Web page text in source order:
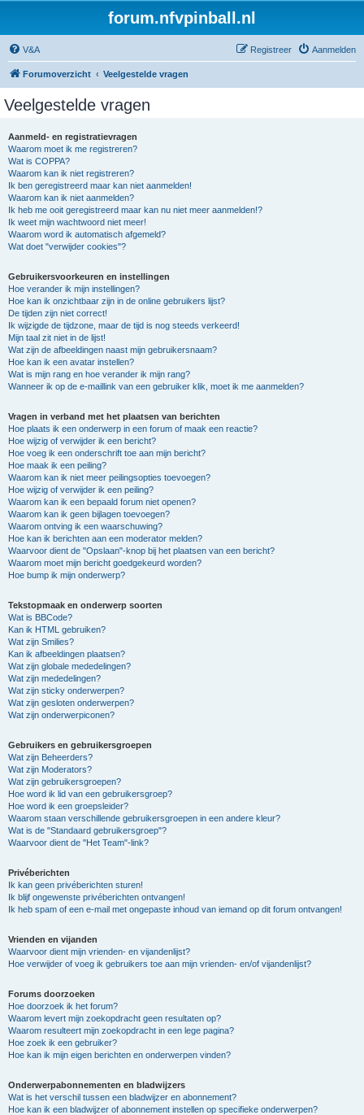
forum.nfvpinball.nl
V&A Aanmelden
Registreer
Forumoverzicht Veelgestelde vragen
Veelgestelde vragen
Aanmeld- en registratievragen
Waarom moet ik me registreren?
Wat is COPPA?
Waarom kan ik niet registreren?
Ik ben geregistreerd maar kan niet aanmelden!
Waarom kan ik niet aanmelden?
Ik heb me ooit geregistreerd maar kan nu niet meer aanmelden!?
Ik weet mijn wachtwoord niet meer!
Waarom word ik automatisch afgemeld?
Wat doet "verwijder cookies"?
Gebruikersvoorkeuren en instellingen
Hoe verander ik mijn instellingen?
Hoe kan ik onzichtbaar zijn in de online gebruikers lijst?
De tijden zijn niet correct!
Ik wijzigde de tijdzone, maar de tijd is nog steeds verkeerd!
Mijn taal zit niet in de lijst!
Wat zijn de afbeeldingen naast mijn gebruikersnaam?
Hoe kan ik een avatar instellen?
Wat is mijn rang en hoe verander ik mijn rang?
Wanneer ik op de e-maillink van een gebruiker klik, moet ik me aanmelden?
Vragen in verband met het plaatsen van berichten
Hoe plaats ik een onderwerp in een forum of maak een reactie?
Hoe wijzig of verwijder ik een bericht?
Hoe voeg ik een onderschrift toe aan mijn bericht?
Hoe maak ik een peiling?
Waarom kan ik niet meer peilingsopties toevoegen?
Hoe wijzig of verwijder ik een peiling?
Waarom kan ik een bepaald forum niet openen?
Waarom kan ik geen bijlagen toevoegen?
Waarom ontving ik een waarschuwing?
Hoe kan ik berichten aan een moderator melden?
Waarvoor dient de "Opslaan"-knop bij het plaatsen van een bericht?
Waarom moet mijn bericht goedgekeurd worden?
Hoe bump ik mijn onderwerp?
Tekstopmaak en onderwerp soorten
Wat is BBCode?
Kan ik HTML gebruiken?
Wat zijn Smilies?
Kan ik afbeeldingen plaatsen?
Wat zijn globale mededelingen?
Wat zijn mededelingen?
Wat zijn sticky onderwerpen?
Wat zijn gesloten onderwerpen?
Wat zijn onderwerpiconen?
Gebruikers en gebruikersgroepen
Wat zijn Beheerders?
Wat zijn Moderators?
Wat zijn gebruikersgroepen?
Hoe word ik lid van een gebruikersgroep?
Hoe word ik een groepsleider?
Waarom staan verschillende gebruikersgroepen in een andere kleur?
Wat is de "Standaard gebruikersgroep"?
Waarvoor dient de "Het Team"-link?
Privéberichten
Ik kan geen privéberichten sturen!
Ik blijf ongewenste privéberichten ontvangen!
Ik heb spam of een e-mail met ongepaste inhoud van iemand op dit forum ontvangen!
Vrienden en vijanden
Waarvoor dient mijn vrienden- en vijandenlijst?
Hoe verwijder of voeg ik gebruikers toe aan mijn vrienden- en/of vijandenlijst?
Forums doorzoeken
Hoe doorzoek ik het forum?
Waarom levert mijn zoekopdracht geen resultaten op?
Waarom resulteert mijn zoekopdracht in een lege pagina?
Hoe zoek ik een gebruiker?
Hoe kan ik mijn eigen berichten en onderwerpen vinden?
Onderwerpabonnementen en bladwijzers
Wat is het verschil tussen een bladwijzer en abonnement?
Hoe kan ik een bladwijzer of abonnement instellen op specifieke onderwerpen?